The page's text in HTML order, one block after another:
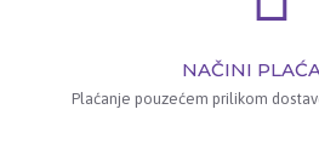
NAČINI
Plaćanje pouzećem prilikom